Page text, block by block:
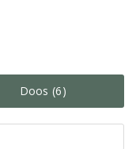
Doos (6)